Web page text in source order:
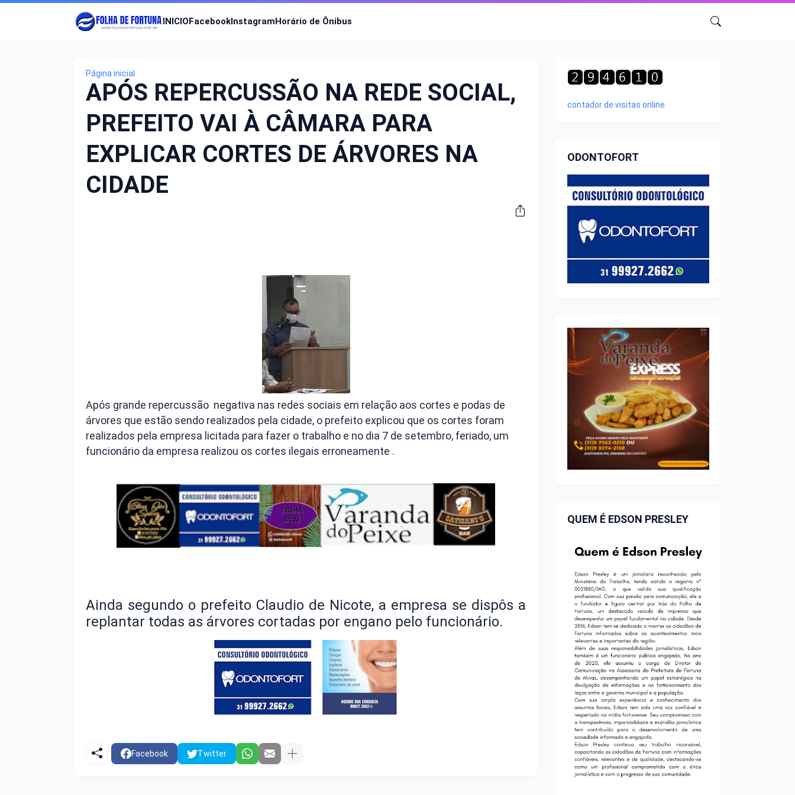
INICIOFacebookInstagramHorário de Ônibus
Página inicial
APÓS REPERCUSSÃO NA REDE SOCIAL,
PREFEITO VAI À CÂMARA PARA
EXPLICAR CORTES DE ÁRVORES NA
CIDADE
Após grande repercussão negativa nas redes sociais em relação aos cortes e podas de
árvores que estão sendo realizados pela cidade, o prefeito explicou que os cortes foram
realizados pela empresa licitada para fazer o trabalho e no dia 7 de setembro, feriado, um
funcionário da empresa realizou os cortes ilegais erroneamente .
Ainda segundo o prefeito Claudio de Nicote, a empresa se dispôs a
replantar todas as árvores cortadas por engano pelo funcionário.
Facebook Twitter
contador de visitas online
ODONTOFORT
QUEM É EDSON PRESLEY